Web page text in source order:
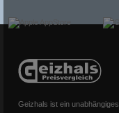
Geizhals ist ein unabhängiges